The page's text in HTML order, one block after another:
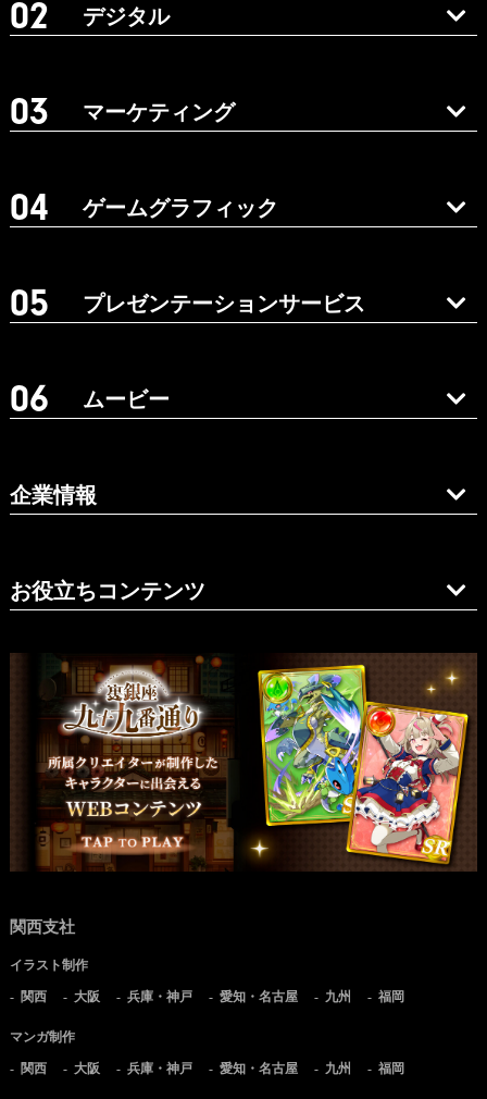
デジタル
マーケティング
ゲームグラフィック
プレゼンテーションサービス
ムービー
企業情報
お役立ちコンテンツ
関西支社
イラスト制作
関西 大阪 兵庫・神戸 愛知・名古屋 九州 福岡
マンガ制作
関西 大阪 兵庫・神戸 愛知・名古屋 九州 福岡